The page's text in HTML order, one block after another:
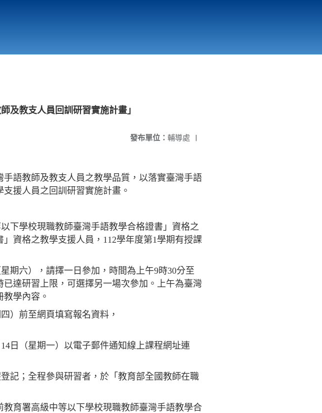
及教支人員回訓研習實施計畫」
發布單位： 輔導處 |
語教師及教支人員之教學品質，以落實臺灣手語
援人員之回訓研習實施計畫。
下學校現職教師臺灣手語教學合格證書」資格之
資格之教學支援人員，112學年度第1學期有授課
期六），請擇一日參加，時間為上午9時30分至
已達研習上限，可選擇另一場次參加。上午為臺灣
學內容。
）前至網頁填寫報名資料，
日（星期一）以電子郵件通知線上課程網址連
記；全程參與研習者，於「教育部全國教師在職
育署高級中等以下學校現職教師臺灣手語教學合